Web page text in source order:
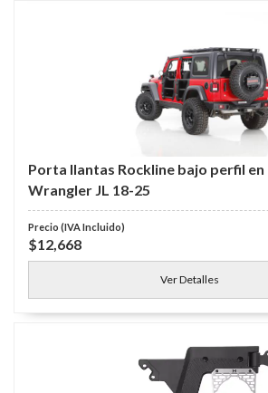
Porta llantas Rockline bajo perfil
Wrangler JL 18-25
$12,668
Ver Detalles